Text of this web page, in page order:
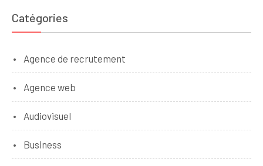
Catégories
Agence de recrutement
Agence web
Audiovisuel
Business